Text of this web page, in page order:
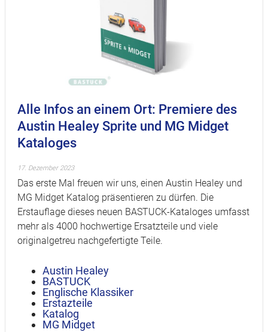
Alle Infos an einem Ort: Premiere des
Austin Healey Sprite und MG Midget
Kataloges
17. Dezember 2023
Das erste Mal freuen wir uns, einen Austin Healey und
MG Midget Katalog präsentieren zu dürfen. Die
Erstauflage dieses neuen BASTUCK-Kataloges umfasst
mehr als 4000 hochwertige Ersatzteile und viele
originalgetreu nachgefertigte Teile.
Austin Healey
BASTUCK
Englische Klassiker
Erstazteile
Katalog
MG Midget